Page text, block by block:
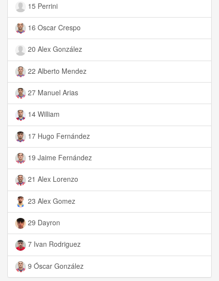
15 Perrini
16 Oscar Crespo
20 Alex González
22 Alberto Mendez
27 Manuel Arias
14 William
17 Hugo Fernández
19 Jaime Fernández
21 Alex Lorenzo
23 Alex Gomez
29 Dayron
7 Ivan Rodriguez
9 Óscar González